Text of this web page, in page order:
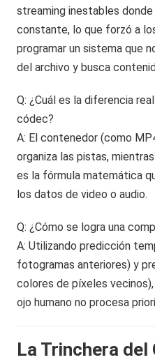
streaming inestables
constante, lo que forzó a
programar un sistema que
del archivo y busca
Q: ¿Cuál es la diferencia
códec?
A: El contenedor (como
organiza las pistas,
es la fórmula matemática
los datos de video o audio.
Q: ¿Cómo se logra una
A: Utilizando predicción
fotogramas anteriores) y
colores de píxeles
ojo humano no procesa
La Trinchera del